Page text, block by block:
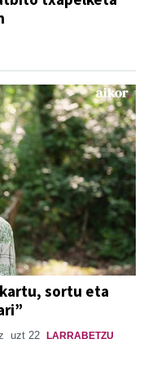
sortu eta
uzt 22 LARRABETZU